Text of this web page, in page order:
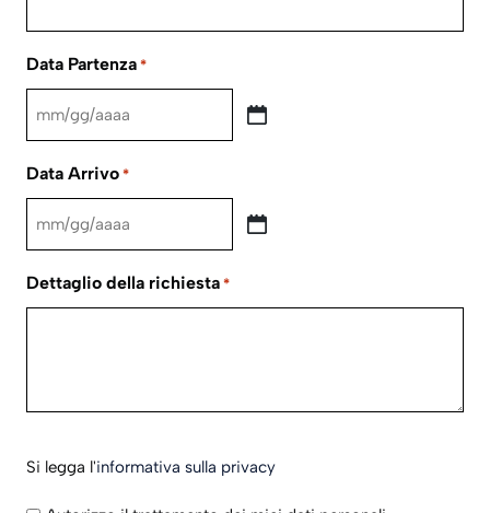
Data Partenza *
MM
GG
slash
AAAA
Data Arrivo *
MM
GG
Dettaglio della richiesta *
legga
Si legga l'informativa sulla privacy